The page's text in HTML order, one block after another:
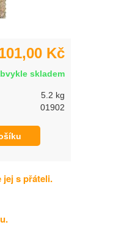
Kč
skladem
5.2 kg
01902
jej s přáteli.